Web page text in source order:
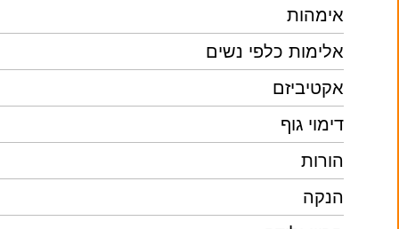
אימהות
אלימות כלפי נשים
אקטיביזם
דימוי גוף
הורות
הנקה